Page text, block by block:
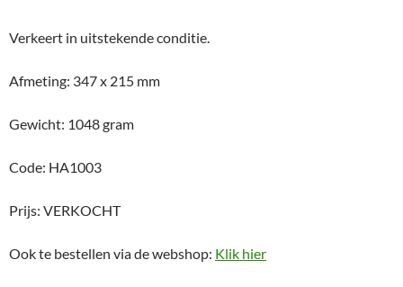
Verkeert in uitstekende conditie.
Afmeting: 347 x 215 mm
Gewicht: 1048 gram
Code: HA1003
Prijs: VERKOCHT
Ook te bestellen via de webshop: Klik hier